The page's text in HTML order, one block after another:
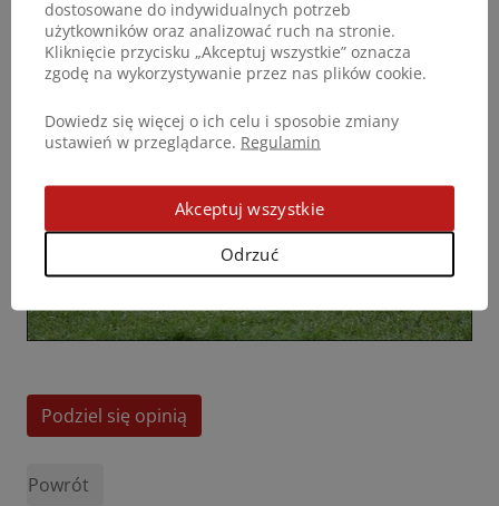
Podziel się opinią
Powrót
dostosowane do indywidualnych potrzeb
użytkowników oraz analizować ruch na stronie.
Kliknięcie przycisku „Akceptuj wszystkie” oznacza
zgodę na wykorzystywanie przez nas plików cookie.
Dowiedz się więcej o ich celu i sposobie zmiany
ustawień w przeglądarce. Regulamin
Odrzuć
Akceptuj wszystkie